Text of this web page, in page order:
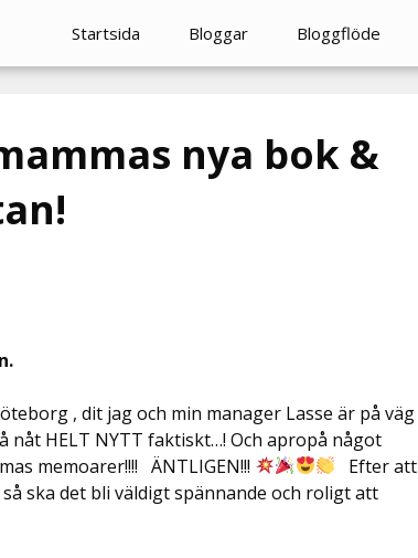
Startsida Bloggar Bloggflöde
nya bok &
, dit jag och min manager Lasse är på väg
HELT NYTT faktiskt…! Och apropå något
memoarer!!!! ÄNTLIGEN!!!
Efter att
så ska det bli väldigt spännande och roligt att